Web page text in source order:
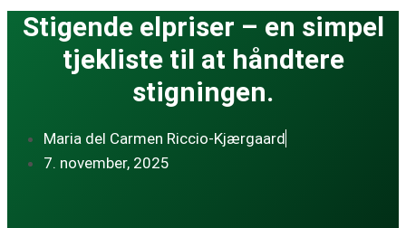
Stigende elpriser – en simpel
tjekliste til at håndtere
stigningen.
Maria del Carmen Riccio-Kjærgaard
7. november, 2025